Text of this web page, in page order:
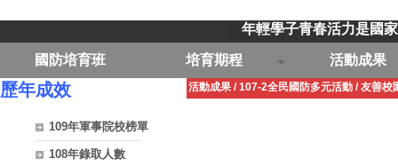
年輕學子青春活力是國
國防培育班 培育期程 活動成果
歷年成效
109年軍事院校榜單
108年錄取人數
活動成果 / 107-2全民國防多元活動 / 友善校